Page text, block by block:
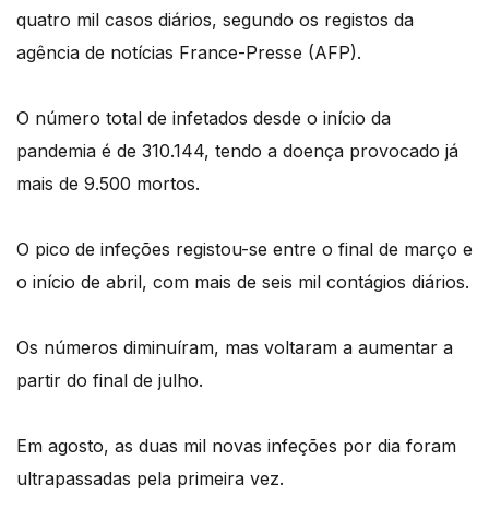
quatro mil casos diários, segundo os registos da
agência de notícias France-Presse (AFP).
O número total de infetados desde o início da
pandemia é de 310.144, tendo a doença provocado já
mais de 9.500 mortos.
O pico de infeções registou-se entre o final de março e
o início de abril, com mais de seis mil contágios diários.
Os números diminuíram, mas voltaram a aumentar a
partir do final de julho.
Em agosto, as duas mil novas infeções por dia foram
ultrapassadas pela primeira vez.